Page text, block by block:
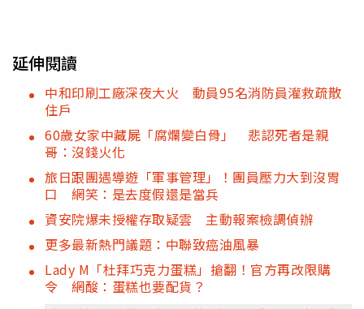
延伸閱讀
中和印刷工廠深夜大火 動員95名消防員灌救疏散
住戶
60歲女家中藏屍「腐爛變白骨」 悲認死者是親
哥：沒錢火化
旅日跟團遇導遊「軍事管理」！團員壓力大到沒胃
口 網笑：是去度假還是當兵
資安院爆未授權存取疑雲 主動報案檢調偵辦
更多最新熱門議題：中聯致癌油風暴
Lady M「杜拜巧克力蛋糕」搶翻！官方再改限購
令 網酸：蛋糕也要配貨？